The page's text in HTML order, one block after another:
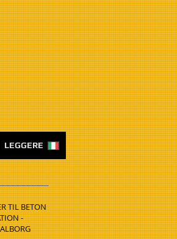
LEGGERE
TIL BETON
-